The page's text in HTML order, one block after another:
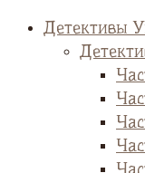
Детективы